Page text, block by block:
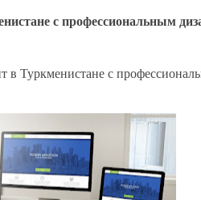
с профессиональным
в Туркменистане с